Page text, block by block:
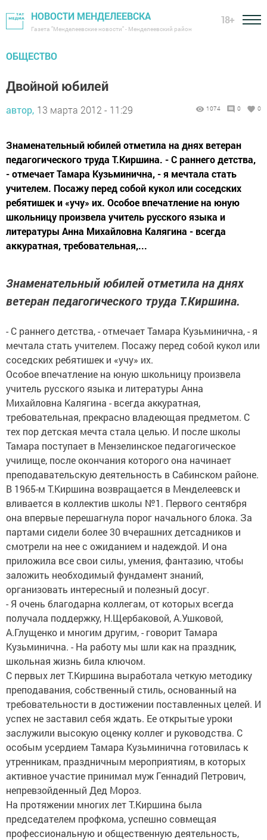
НОВОСТИ МЕНДЕЛЕЕВСКА
Газета "Менделеевские новости" - Менделеевский район
18+
ОБЩЕСТВО
Двойной юбилей
автор, 13 марта 2012 - 11:29 1074 0 0
Знаменательный юбилей отметила на днях ветеран
педагогического труда Т.Киршина. - С раннего детства,
- отмечает Тамара Кузьминична, - я мечтала стать
учителем. Посажу перед собой кукол или соседских
ребятишек и «учу» их. Особое впечатление на юную
школьницу произвела учитель русского языка и
литературы Анна Михайловна Калягина - всегда
аккуратная, требовательная,...
Знаменательный юбилей отметила на днях
ветеран педагогического труда Т.Киршина.
- С раннего детства, - отмечает Тамара Кузьминична, - я
мечтала стать учителем. Посажу перед собой кукол или
соседских ребятишек и «учу» их.
Особое впечатление на юную школьницу произвела
учитель русского языка и литературы Анна
Михайловна Калягина - всегда аккуратная,
требовательная, прекрасно владеющая предметом. С
тех пор детская мечта стала целью. И после школы
Тамара поступает в Мензелинское педагогическое
училище, после окончания которого она начинает
преподавательскую деятельность в Сабинском районе.
В 1965-м Т.Киршина возвращается в Менделеевск и
вливается в коллектив школы №1. Первого сентября
она впервые перешагнула порог начального блока. За
партами сидели более 30 вчерашних детсадников и
смотрели на нее с ожиданием и надеждой. И она
приложила все свои силы, умения, фантазию, чтобы
заложить необходимый фундамент знаний,
организовать интересный и полезный досуг.
- Я очень благодарна коллегам, от которых всегда
получала поддержку, Н.Щербаковой, А.Ушковой,
А.Глущенко и многим другим, - говорит Тамара
Кузьминична. - На работу мы шли как на праздник,
школьная жизнь била ключом.
С первых лет Т.Киршина выработала четкую методику
преподавания, собственный стиль, основанный на
требовательности в достижении поставленных целей. И
успех не заставил себя ждать. Ее открытые уроки
заслужили высокую оценку коллег и руководства. С
особым усердием Тамара Кузьминична готовилась к
утренникам, праздничным мероприятиям, в которых
активное участие принимал муж Геннадий Петрович,
непревзойденный Дед Мороз.
На протяжении многих лет Т.Киршина была
председателем профкома, успешно совмещая
профессиональную и общественную деятельность,